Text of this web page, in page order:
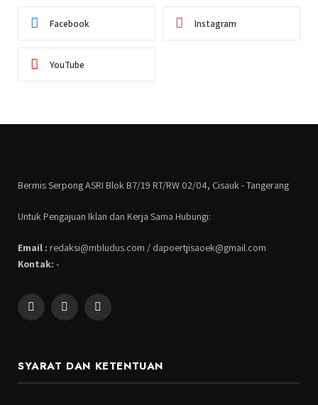
Facebook Instagram
YouTube
Bermis Serpong ASRI Blok B7/19 RT/RW 02/04, Cisauk - Tangerang
Untuk Pengajuan Iklan dan Kerja Sama Hubungi:
Email : redaksi@mbludus.com / dapoertjisaoek@gmail.com
Kontak: -
FacebookInstagramYouTube
SYARAT DAN KETENTUAN